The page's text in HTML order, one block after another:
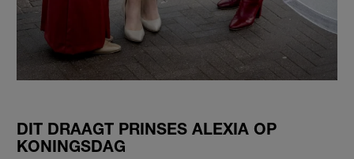
DIT DRAAGT PRINSES ALEXIA OP
KONINGSDAG